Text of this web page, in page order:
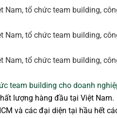
team building cho doanh
lượng hàng đầu tại Việt Nam.
và các đại diện tại hầu hết